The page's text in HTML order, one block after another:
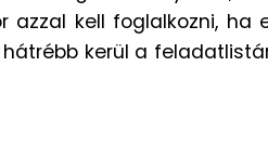
azzal kell foglalkozni, ha
kerül a